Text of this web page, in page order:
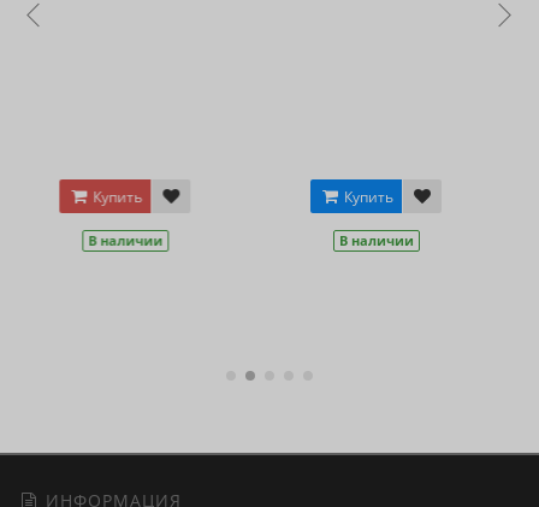
Купить
В наличии
Купить
В наличии
ИНФОРМАЦИЯ